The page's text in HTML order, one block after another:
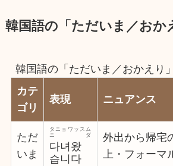
韓国語の「ただいま／おか
韓国語の「ただいま／おかえり
カテ
ゴリ
表現 ニュアンス
ただ
いま
다녀왔
습니다
タニョワッスム
ニダ
外出から帰宅
上・フォーマ